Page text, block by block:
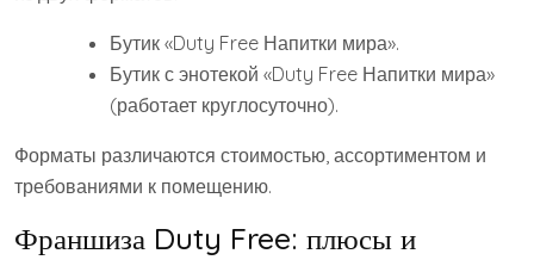
Бутик «Duty Free Напитки мира».
Бутик с энотекой «Duty Free Напитки мира»
(работает круглосуточно).
Форматы различаются стоимостью, ассортиментом и
требованиями к помещению.
Франшиза Duty Free: плюсы и